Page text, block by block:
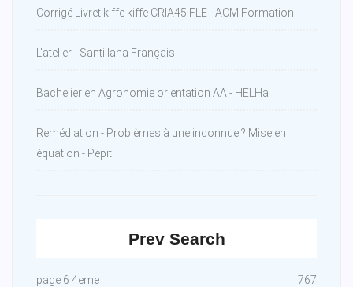
Corrigé Livret kiffe kiffe CRIA45 FLE - ACM Formation
L'atelier - Santillana Français
Bachelier en Agronomie orientation AA - HELHa
Remédiation - Problèmes à une inconnue ? Mise en
équation - Pepit
Prev Search
page 6 4eme 767